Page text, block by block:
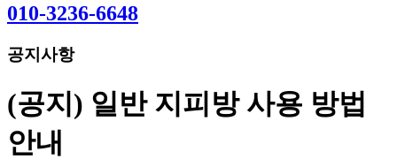
010-3236-6648
공지사항
(공지) 일반 지피방 사용 방법
안내